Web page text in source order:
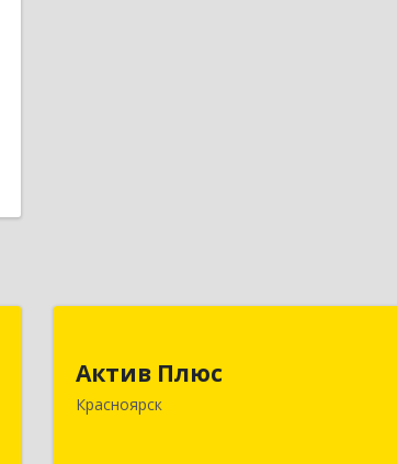
Актив Плюс
Красноярск
Красноярск г, Обороны ул, дом № 3,